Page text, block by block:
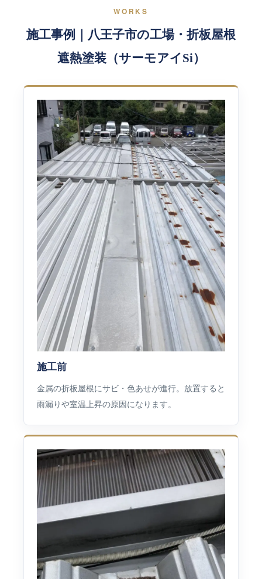
WORKS
施工事例｜八王子市の工場・折板屋根
遮熱塗装（サーモアイSi）
施工前
金属の折板屋根にサビ・色あせが進行。放置すると
雨漏りや室温上昇の原因になります。